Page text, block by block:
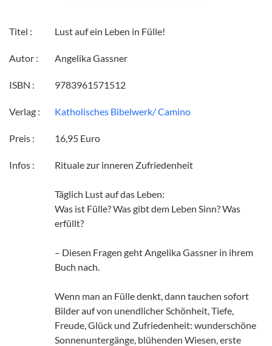
Titel : Lust auf ein Leben in Fülle!
Autor : Angelika Gassner
ISBN : 9783961571512
Verlag : Katholisches Bibelwerk/ Camino
Preis : 16,95 Euro
Infos : Rituale zur inneren Zufriedenheit
Täglich Lust auf das Leben:
Was ist Fülle? Was gibt dem Leben Sinn? Was
erfüllt?
– Diesen Fragen geht Angelika Gassner in ihrem
Buch nach.
Wenn man an Fülle denkt, dann tauchen sofort
Bilder auf von unendlicher Schönheit, Tiefe,
Freude, Glück und Zufriedenheit: wunderschöne
Sonnenuntergänge, blühenden Wiesen, erste